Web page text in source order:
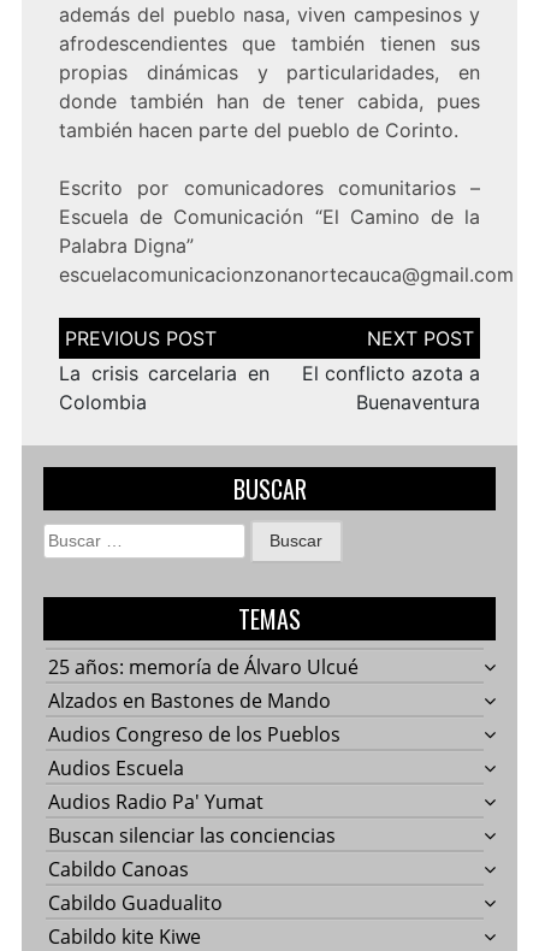
además del pueblo nasa, viven campesinos y
afrodescendientes que también tienen sus
propias dinámicas y particularidades, en
donde también han de tener cabida, pues
también hacen parte del pueblo de Corinto.
Escrito por comunicadores comunitarios –
Escuela de Comunicación “El Camino de la
Palabra Digna”
escuelacomunicacionzonanortecauca@gmail.com
Navegación
de
entradas
La crisis carcelaria en
Colombia
El conflicto azota a
Buenaventura
BUSCAR
Buscar:
TEMAS
25 años: memoría de Álvaro Ulcué
Alzados en Bastones de Mando
Audios Congreso de los Pueblos
Audios Escuela
Audios Radio Pa' Yumat
Buscan silenciar las conciencias
Cabildo Canoas
Cabildo Guadualito
Cabildo kite Kiwe